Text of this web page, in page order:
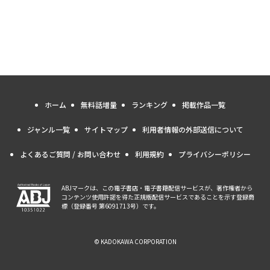
ホーム 無料話増量 ランキング 掲載作品一覧
ジャンル一覧 サイトマップ 利用者情報の外部送信について
よくあるご質問 / お問い合わせ 利用規約 プライバシーポリシー
ABJマークは、この電子書店・電子書籍配信サービスが、著作権者から
コンテンツ使用許諾を得た正規版配信サービスであることを示す登録商
標（登録番号 第6091713号）です。
© KADOKAWA CORPORATION